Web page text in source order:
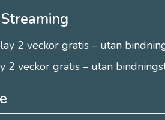
2 veckor gratis – utan
2 veckor gratis – utan